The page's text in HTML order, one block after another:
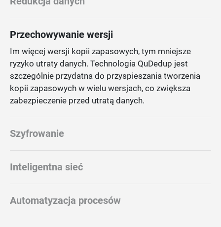
Przechowywanie wersji
Im więcej wersji kopii zapasowych, tym mniejsze
ryzyko utraty danych. Technologia QuDedup jest
szczególnie przydatna do przyspieszania tworzenia
kopii zapasowych w wielu wersjach, co zwiększa
zabezpieczenie przed utratą danych.
Szyfrowanie
Inteligentna sieć
Automatyzacja procesów